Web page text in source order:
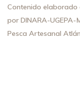
Contenido
por DINARA-
Pesca Artesanal